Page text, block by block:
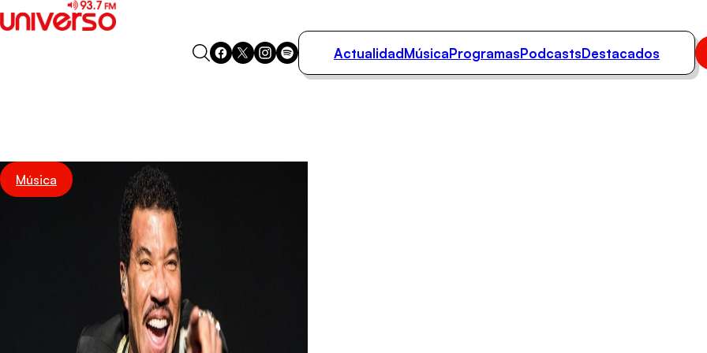
Podcasts
ActualidadMúsicaProgramasPodcastsDestacados
Música